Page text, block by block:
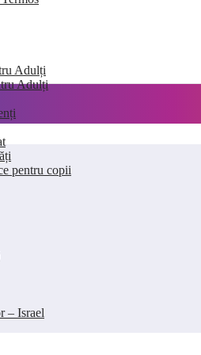
Adulți
Adulți
pentru copii
– Israel